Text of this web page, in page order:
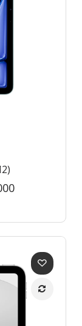
Price
Rp9.499.000